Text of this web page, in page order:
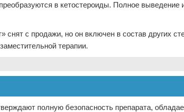
в кетостероиды. Полное выведение
снят с продажи, но он включен в состав других
терапии.
полную безопасность препарата,